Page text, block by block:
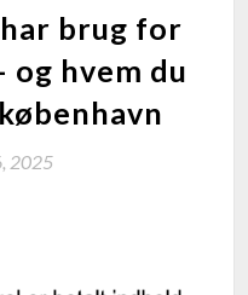
brug for
hvem du
2025